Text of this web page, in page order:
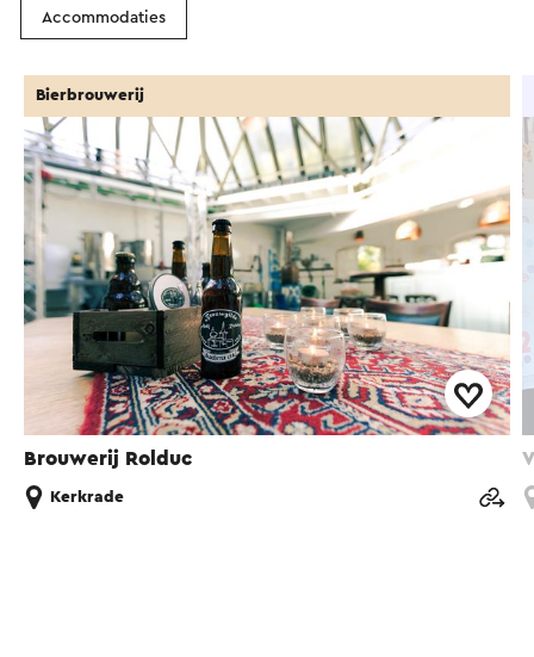
Accommodaties
Brouwerij Rolduc
Bierbrouwerij
Kerkrade